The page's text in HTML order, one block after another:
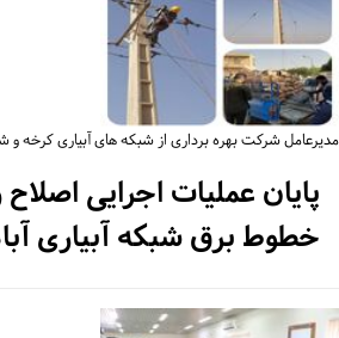
شرکت بهره برداری از شبکه های آبیاری کرخه و
پایان عملیات اجرایی اصلاح
خطوط برق شبکه آبیاری